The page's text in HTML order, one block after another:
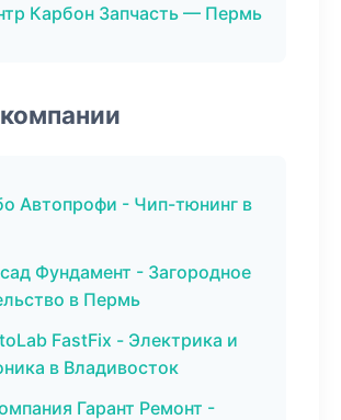
Карбон Запчасть — Пермь
Автопрофи - Чип-тюнинг в
Фундамент - Загородное
в Пермь
FastFix - Электрика и
в Владивосток
Гарант Ремонт -